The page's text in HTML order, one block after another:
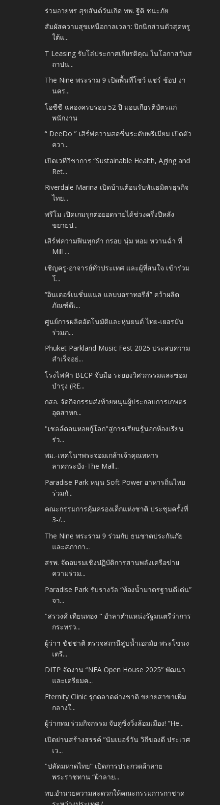
ร่วมอวยพร สุขสันต์วันเกิด ทพ. ฐิติ ชนะภัย
สัมผัสความสุขเหนือกาลเวลา: ปิกนิกส่วนตัวสุดหรู
ใต้แ...
T Leasing รับโล่ประกาศเกียรติคุณ ในโอกาสวันส
ถาปน...
The Nine พระราม 9 เปิดพื้นที่โชว์ แชร์ ช้อป งา
นคร...
โอซีซี ฉลองครบรอบ 52 ปี มอบเกียรติบัตรแก่
พนักงาน
“ DeeDo ” เสิร์ฟความสดชื่นระดับพรีเมียม เปิดตัว
ควา...
เปิดเวทีวิชาการ “Sustainable Health, Aging and
Ret...
Riverdale Marina เปิดบ้านต้อนรับพันธมิตรธุรกิจ
ไทย...
พรีโม เปิดเกมรุกต่อยอดรายได้ช่วงครึ่งปีหลัง
ขยายป...
เสิร์ฟความฟินทุกคำ กรอบ นุ่ม หอม หวานฉ่ำ ที่
Mill ...
เชิญครู-อาจารย์ทั่วประเทศ และผู้ที่สนใจ เข้าร่วม
โ...
“อินเตอร์เนชั่นแนล แลบบอราทอรีส์” คว้าผลิต
ภัณฑ์ดีเ...
ศูนย์การผลิตอัตโนมัติและหุ่นยนต์ ไทย-เยอรมัน
ร่วมภ...
Phuket Parkland Music Fest 2025 ประสบความ
สำเร็จอย่...
โรงไฟฟ้า BLCP จับมือ ระยองวิศวกรรมและซ่อม
บำรุง (RE...
กสอ. จัดกิจกรรมส่งท้ายหนุนผู้ประกอบการเกษตร
อุตสาหก...
"เชลล์ดอนหอยกู้โลก"สู่การเรียนรู้นอกห้องเรียน
ร่ว...
พม.-เทคโนฯพระจอมเกล้าเจ้าคุณทหาร
ลาดกระบัง-The Mall...
Paradise Park หนุน Soft Power อาหารถิ่นไทย
ร่วมกั...
คณะกรรมการคุ้มครองเด็กแห่งชาติ ประชุมครั้งที่
3-/...
The Nine พระราม 9 ร่วมกับ ธนชาตประกันภัย
และสภากา...
สรพ. จัดอบรมเชิงปฏิบัติการสานพลังเครือข่าย
ความร่วม...
Paradise Park รับรางวัล “ห้องน้ำมาตรฐานดีเด่น”
จา...
"สรวงศ์ เทียนทอง " อำลาตำแหน่งรัฐมนตรีว่าการ
กระทรว...
ผู้ว่าฯ ชัชชาติ ตรวจสถานีสูบน้ำเอกมัย-พระโขนง
เตรี...
DITP จัดงาน “NEA Open House 2025” พัฒนา
และเตรียมค...
Eternity Clinic รุกตลาดต่างชาติ ขยายสาขาเพิ่ม
กลางใ...
ผู้ว่ากทม.ร่วมกิจกรรม จับคู่ซิ่งวิ่งล้อมเมือง! “He...
เปิดย่านสร้างสรรค์ “นัมเบอร์วัน วิถีของดี ประเวศ
เว...
"ปลัดมหาดไทย" เปิดการประกวดผ้าลาย
พระราชทาน “ผ้าลาย...
ทบ.อำนวยความสะดวกให้คณะกรรมการกาชาด